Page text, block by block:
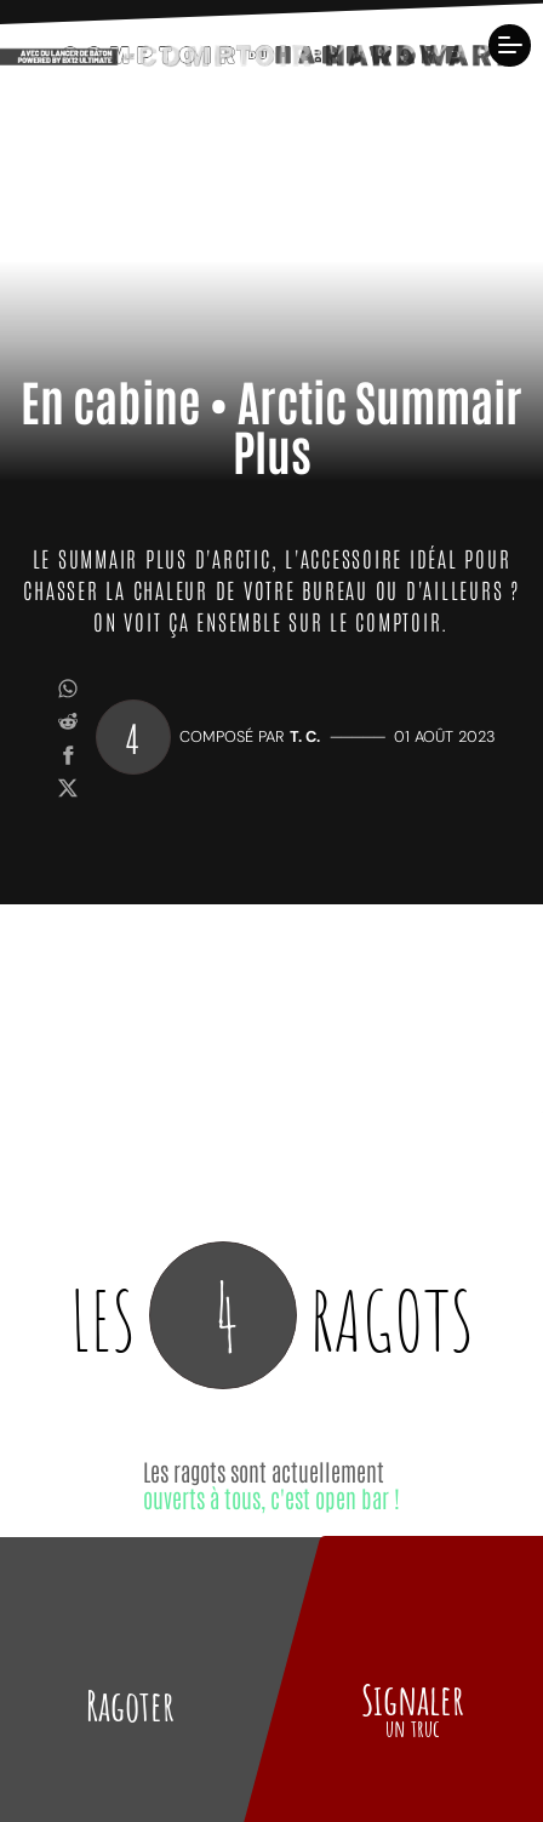
En cabine • Arctic Summair
Plus
LE SUMMAIR PLUS D'ARCTIC, L'ACCESSOIRE IDÉAL POUR
CHASSER LA CHALEUR DE VOTRE BUREAU OU D'AILLEURS ?
ON VOIT ÇA ENSEMBLE SUR LE COMPTOIR.
4 COMPOSÉ PAR T. C. ————— 01 AOÛT 2023
LES 4 RAGOTS
Ragoter
Les ragots sont actuellement
ouverts à tous, c'est open bar !
Signaler
un truc